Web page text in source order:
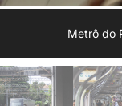
Metrô do